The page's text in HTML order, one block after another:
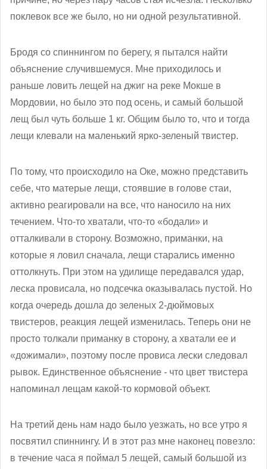
поклевок все же было, но ни одной результативной.
Бродя со спиннингом по берегу, я пытался найти
объяснение случившемуся. Мне приходилось и
раньше ловить лещей на джиг на реке Мокше в
Мордовии, но было это под осень, и самый большой
лещ был чуть больше 1 кг. Общим было то, что и тогда
лещи клевали на маленький ярко-зеленый твистер.
По тому, что происходило на Оке, можно представить
себе, что матерые лещи, стоявшие в голове стаи,
активно реагировали на все, что наносило на них
течением. Что-то хватали, что-то «бодали» и
отталкивали в сторону. Возможно, приманки, на
которые я ловил сначала, лещи старались именно
оттолкнуть. При этом на удилище передавался удар,
леска провисала, но подсечка оказывалась пустой. Но
когда очередь дошла до зеленых 2-дюймовых
твистеров, реакция лещей изменилась. Теперь они не
просто толкали приманку в сторону, а хватали ее и
«дожимали», поэтому после провиса лески следовал
рывок. Единственное объяснение - что цвет твистера
напоминал лещам какой-то кормовой объект.
На третий день нам надо было уезжать, но все утро я
посвятил спиннингу. И в этот раз мне наконец повезло:
в течение часа я поймал 5 лещей, самый большой из